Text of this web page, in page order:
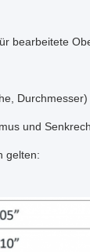
bearbeitete
und
gelten: